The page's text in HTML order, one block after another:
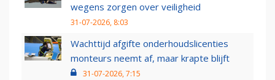
wegens zorgen over veiligheid
31-07-2026, 8:03
Wachttijd afgifte onderhoudslicenties
monteurs neemt af, maar krapte blijft
31-07-2026, 7:15